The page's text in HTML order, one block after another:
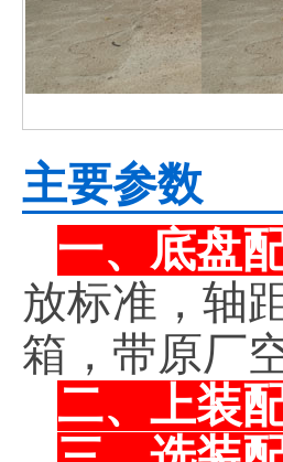
主要参数
一、底盘
放标准，轴
箱，带原厂
二、上装